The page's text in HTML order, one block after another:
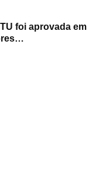
foi aprovada em